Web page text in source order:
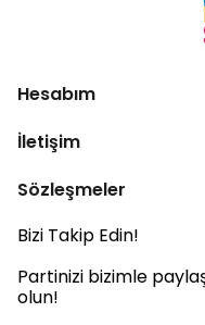
Hesabım
İletişim
Sözleşmeler
Bizi Takip Edin!
Partinizi bizimle
olun!